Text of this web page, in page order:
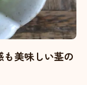
美味しい茎の